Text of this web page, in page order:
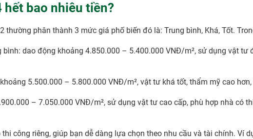
hết bao nhiêu tiền?
thường phân thành 3 mức giá phố biến đó là: Trung bình, Khá, Tốt.
dao động khoảng 4.850.000 – 5.400.000 VNĐ/m², sử dụng vật tư
5.500.000 – 5.800.000 VNĐ/m², vật tư khá tốt, thẩm mỹ cao
– 7.050.000 VNĐ/m², sử dụng vật tư cao cấp, phù hợp nhà có
công riêng, giúp bạn dễ dàng lựa chọn theo nhu cầu và tài chính. Ví